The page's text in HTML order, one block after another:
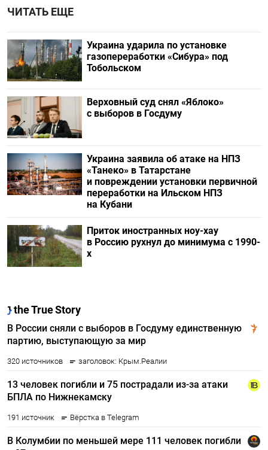
ЧИТАТЬ ЕЩЕ
Украина ударила по установке
газопереработки «Сибура» под
Тобольском
Верховный суд снял «Яблоко»
с выборов в Госдуму
Украина заявила об атаке на НПЗ
«Танеко» в Татарстане
и повреждении установки первичной
переработки на Ильском НПЗ
на Кубани
Приток иностранных ноу-хау
в Россию рухнул до минимума с 1990-
х